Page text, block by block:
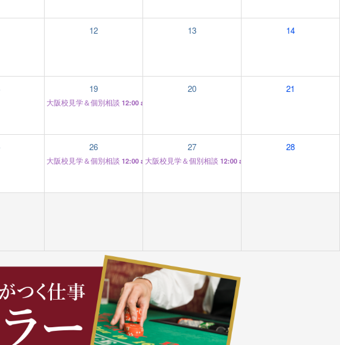
12 13 14
19
大阪校見学＆個別相談 12:00 am
20 21
26
大阪校見学＆個別相談 12:00 am
27
大阪校見学＆個別相談 12:00 am
28